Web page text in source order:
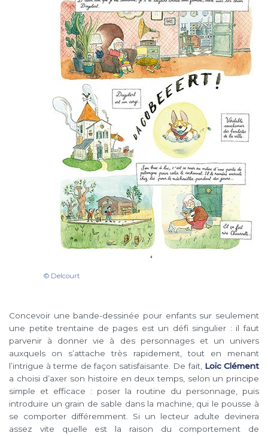
© Delcourt
Concevoir une bande-dessinée pour enfants sur seulement
une petite trentaine de pages est un défi singulier : il faut
parvenir à donner vie à des personnages et un univers
auxquels on s’attache très rapidement, tout en menant
l’intrigue à terme de façon satisfaisante. De fait, Loïc Clément
a choisi d’axer son histoire en deux temps, selon un principe
simple et efficace : poser la routine du personnage, puis
introduire un grain de sable dans la machine, qui le pousse à
se comporter différemment. Si un lecteur adulte devinera
assez vite quelle est la raison du comportement de